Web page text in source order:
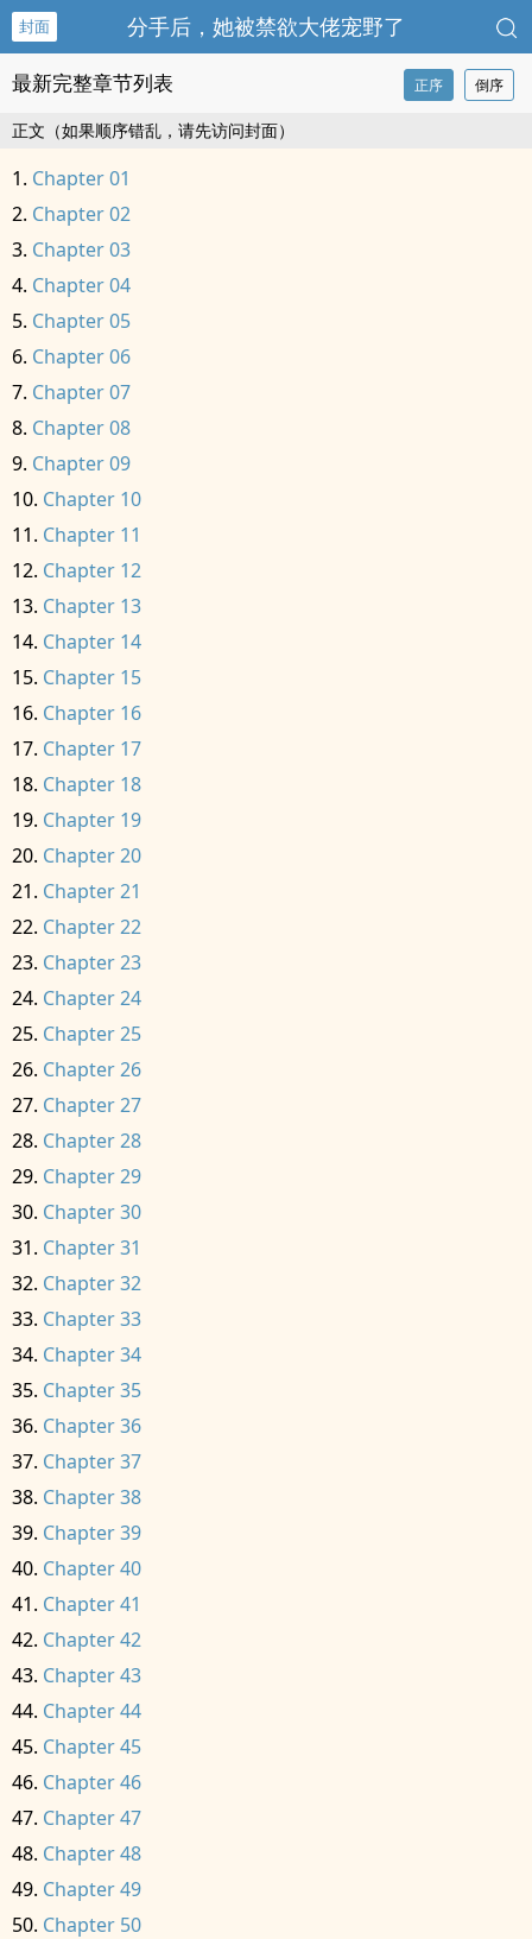
封面 分手后，她被禁欲大佬宠野了
最新完整章节列表 正序 倒序
正文（如果顺序错乱，请先访问封面）
Chapter 01
Chapter 02
Chapter 03
Chapter 04
Chapter 05
Chapter 06
Chapter 07
Chapter 08
Chapter 09
Chapter 10
Chapter 11
Chapter 12
Chapter 13
Chapter 14
Chapter 15
Chapter 16
Chapter 17
Chapter 18
Chapter 19
Chapter 20
Chapter 21
Chapter 22
Chapter 23
Chapter 24
Chapter 25
Chapter 26
Chapter 27
Chapter 28
Chapter 29
Chapter 30
Chapter 31
Chapter 32
Chapter 33
Chapter 34
Chapter 35
Chapter 36
Chapter 37
Chapter 38
Chapter 39
Chapter 40
Chapter 41
Chapter 42
Chapter 43
Chapter 44
Chapter 45
Chapter 46
Chapter 47
Chapter 48
Chapter 49
Chapter 50